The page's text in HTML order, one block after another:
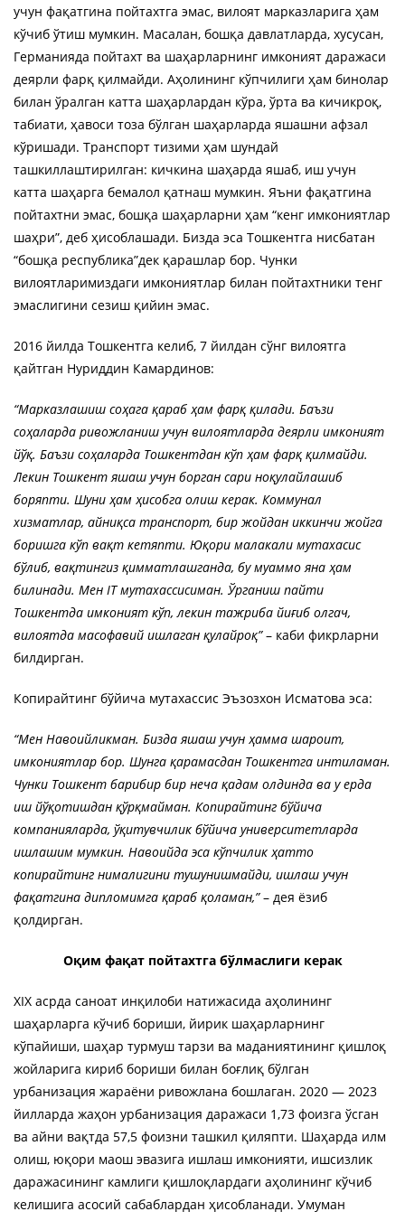
учун фақатгина пойтахтга эмас, вилоят марказларига ҳам
кўчиб ўтиш мумкин. Масалан, бошқа давлатларда, хусусан,
Германияда пойтахт ва шаҳарларнинг имконият даражаси
деярли фарқ қилмайди. Аҳолининг кўпчилиги ҳам бинолар
билан ўралган катта шаҳарлардан кўра, ўрта ва кичикроқ,
табиати, ҳавоси тоза бўлган шаҳарларда яшашни афзал
кўришади. Транспорт тизими ҳам шундай
ташкиллаштирилган: кичкина шаҳарда яшаб, иш учун
катта шаҳарга бемалол қатнаш мумкин. Яъни фақатгина
пойтахтни эмас, бошқа шаҳарларни ҳам “кенг имкониятлар
шаҳри”, деб ҳисоблашади. Бизда эса Тошкентга нисбатан
“бошқа республика”дек қарашлар бор. Чунки
вилоятларимиздаги имкониятлар билан пойтахтники тенг
эмаслигини сезиш қийин эмас.
2016 йилда Тошкентга келиб, 7 йилдан сўнг вилоятга
қайтган Нуриддин Камардинов:
“Марказлашиш соҳага қараб ҳам фарқ қилади. Баъзи
соҳаларда ривожланиш учун вилоятларда деярли имконият
йўқ. Баъзи соҳаларда Тошкентдан кўп ҳам фарқ қилмайди.
Лекин Тошкент яшаш учун борган сари ноқулайлашиб
боряпти. Шуни ҳам ҳисобга олиш керак. Коммунал
хизматлар, айниқса транспорт, бир жойдан иккинчи жойга
боришга кўп вақт кетяпти. Юқори малакали мутахасис
бўлиб, вақтингиз қимматлашганда, бу муаммо яна ҳам
билинади. Мен IT мутахассисиман. Ўрганиш пайти
Тошкентда имконият кўп, лекин тажриба йиғиб олгач,
вилоятда масофавий ишлаган қулайроқ”– каби фикрларни
билдирган.
Копирайтинг бўйича мутахассис Эъзозхон Исматова эса:
“Мен Навоийликман. Бизда яшаш учун ҳамма шароит,
имкониятлар бор. Шунга қарамасдан Тошкентга интиламан.
Чунки Тошкент барибир бир неча қадам олдинда ва у ерда
иш йўқотишдан қўрқмайман. Копирайтинг бўйича
компанияларда, ўқитувчилик бўйича университетларда
ишлашим мумкин. Навоийда эса кўпчилик ҳатто
копирайтинг нималигини тушунишмайди, ишлаш учун
фақатгина дипломимга қараб қоламан,”– дея ёзиб
қолдирган.
Оқим фақат пойтахтга бўлмаслиги керак
XIX асрда саноат инқилоби натижасида аҳолининг
шаҳарларга кўчиб бориши, йирик шаҳарларнинг
кўпайиши, шаҳар турмуш тарзи ва маданиятининг қишлоқ
жойларига кириб бориши билан боғлиқ бўлган
урбанизация жараёни ривожлана бошлаган. 2020 — 2023
йилларда жаҳон урбанизация даражаси 1,73 фоизга ўсган
ва айни вақтда 57,5 фоизни ташкил қиляпти. Шаҳарда илм
олиш, юқори маош эвазига ишлаш имконияти, ишсизлик
даражасининг камлиги қишлоқлардаги аҳолининг кўчиб
келишига асосий сабаблардан ҳисобланади. Умуман